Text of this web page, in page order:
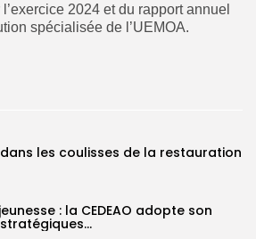
2024 et du rapport annuel
spécialisée de l’UEMOA.
les coulisses de la restauration
: la CEDEAO adopte son